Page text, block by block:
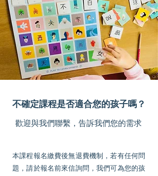
​不確定課程是否適合您的孩子嗎？
​歡迎與我們聯繫，告訴我們您的需求
本課程報名繳費後無退費機制，若有任何問
題，請於報名前來信詢問，我們可為您的孩